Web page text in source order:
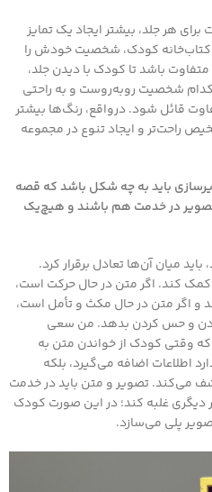
هر جلد، بیشتر ایجاد یک تمایز
کودک، شخصیت خودش را
باشد تا کودک با دیدن جلد،
شخصیت روبه‌روست و به راحتی
قائل شود. درواقع، رنگ‌ها بیشتر
راحت‌تر و ایجاد تنوع در مجموعه
باید به چه شکل باشد که قصه
تصویر در خدمت هم باشند و هیچ‌یک
میان آن‌ها تعادل برقرار کرد.
کند. اگر متن در حال حرکت است،
و اگر متن در حال مکث و تأمل است،
و حس کردن بدهد. من سعی
وقتی کودک از خواندن متن به
اطلاعات اضافه می‌گیرد، بلکه
می‌کند. تصویر و متن باید در خدمت
دیگری غلبه کند؛ در این صورت کودک
پلی می‌سازد.